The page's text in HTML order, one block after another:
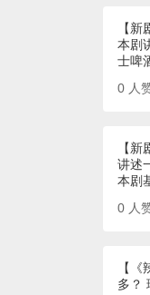
【
本剧
士啤
0 人
【
讲述
本剧
0 人
【
多？